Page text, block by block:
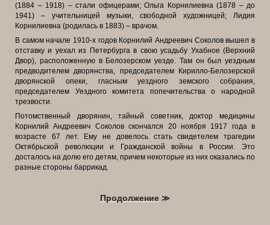
(1884 – 1918) – стали офицерами; Ольга Корнилиевна (1878 – до
1941) – учительницей музыки, свободной художницей; Лидия
Корнилиевна (родилась в 1883) – врачом.
В самом начале 1910-х годов Корнилий Андреевич Соколов вышел в
отставку и уехал из Петербурга в свою усадьбу Ухабное (Верхний
Двор), расположенную в Белозерском уезде. Там он был уездным
предводителем дворянства, председателем Кирилло-Белозерской
дворянской опеки, гласным уездного земского собрания,
председателем Уездного комитета попечительства о народной
трезвости.
Потомственный дворянин, тайный советник, доктор медицины
Корнилий Андреевич Соколов скончался 20 ноября 1917 года в
возрасте 67 лет. Ему не довелось стать свидетелем трагедии
Октябрьской революции и Гражданской войны в России. Это
досталось на долю его детям, причем некоторые из них оказались по
разные стороны баррикад.
Продолжение ≫